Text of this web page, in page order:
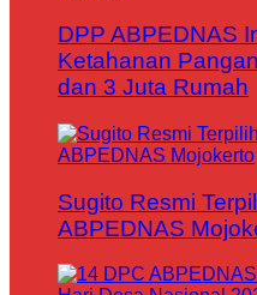
DPP ABPEDNAS
Ketahanan
dan 3 Juta Rumah
Sugito Resmi
ABPEDNAS